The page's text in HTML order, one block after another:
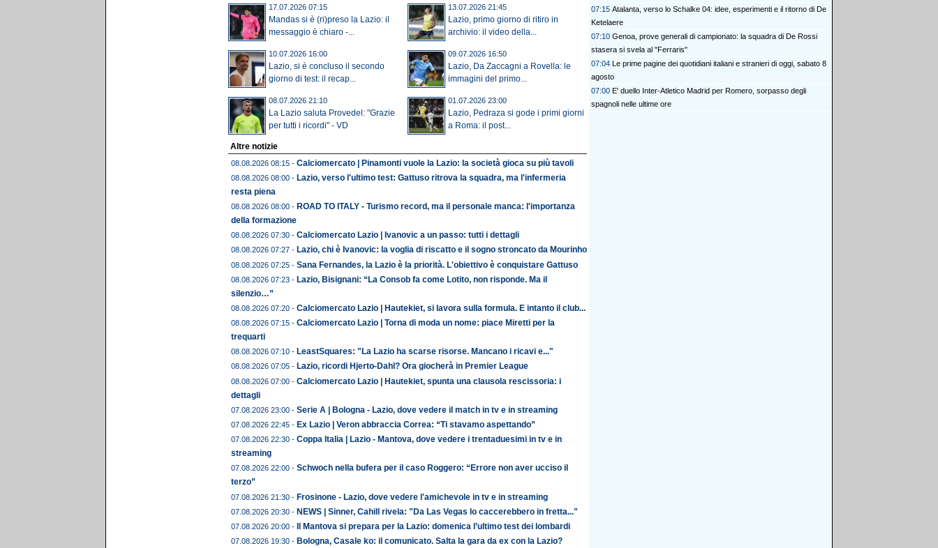
17.07.2026 07:15
Mandas si è (ri)preso la Lazio: il
messaggio è chiaro -...
13.07.2026 21:45
Lazio, primo giorno di ritiro in
archivio: il video della...
10.07.2026 16:00
Lazio, si è concluso il secondo
giorno di test: il recap...
09.07.2026 16:50
Lazio, Da Zaccagni a Rovella: le
immagini del primo...
08.07.2026 21:10
La Lazio saluta Provedel: "Grazie
per tutti i ricordi" - VD
01.07.2026 23:00
Lazio, Pedraza si gode i primi giorni
a Roma: il post...
Altre notizie
08.08.2026 08:15 - Calciomercato | Pinamonti vuole la Lazio: la società gioca su più tavoli
08.08.2026 08:00 - Lazio, verso l'ultimo test: Gattuso ritrova la squadra, ma l'infermeria
resta piena
08.08.2026 08:00 - ROAD TO ITALY - Turismo record, ma il personale manca: l'importanza
della formazione
08.08.2026 07:30 - Calciomercato Lazio | Ivanovic a un passo: tutti i dettagli
08.08.2026 07:27 - Lazio, chi è Ivanovic: la voglia di riscatto e il sogno stroncato da Mourinho
08.08.2026 07:25 - Sana Fernandes, la Lazio è la priorità. L'obiettivo è conquistare Gattuso
08.08.2026 07:23 - Lazio, Bisignani: “La Consob fa come Lotito, non risponde. Ma il
silenzio…”
08.08.2026 07:20 - Calciomercato Lazio | Hautekiet, si lavora sulla formula. E intanto il club...
08.08.2026 07:15 - Calciomercato Lazio | Torna di moda un nome: piace Miretti per la
trequarti
08.08.2026 07:10 - LeastSquares: "La Lazio ha scarse risorse. Mancano i ricavi e..."
08.08.2026 07:05 - Lazio, ricordi Hjerto-Dahl? Ora giocherà in Premier League
08.08.2026 07:00 - Calciomercato Lazio | Hautekiet, spunta una clausola rescissoria: i
dettagli
07.08.2026 23:00 - Serie A | Bologna - Lazio, dove vedere il match in tv e in streaming
07.08.2026 22:45 - Ex Lazio | Veron abbraccia Correa: “Ti stavamo aspettando”
07.08.2026 22:30 - Coppa Italia | Lazio - Mantova, dove vedere i trentaduesimi in tv e in
streaming
07.08.2026 22:00 - Schwoch nella bufera per il caso Roggero: “Errore non aver ucciso il
terzo”
07.08.2026 21:30 - Frosinone - Lazio, dove vedere l'amichevole in tv e in streaming
07.08.2026 20:30 - NEWS | Sinner, Cahill rivela: "Da Las Vegas lo caccerebbero in fretta..."
07.08.2026 20:00 - Il Mantova si prepara per la Lazio: domenica l’ultimo test dei lombardi
07.08.2026 19:30 - Bologna, Casale ko: il comunicato. Salta la gara da ex con la Lazio?
07:15 Atalanta, verso lo Schalke 04: idee, esperimenti e il ritorno di De
Ketelaere
07:10 Genoa, prove generali di campionato: la squadra di De Rossi
stasera si svela al "Ferraris"
07:04 Le prime pagine dei quotidiani italiani e stranieri di oggi, sabato 8
agosto
07:00 E' duello Inter-Atletico Madrid per Romero, sorpasso degli
spagnoli nelle ultime ore